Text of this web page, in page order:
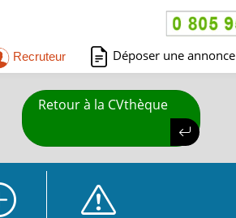
Recruteur Déposer une annonce
Retour à la CVthèque